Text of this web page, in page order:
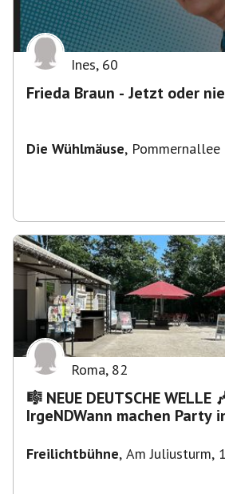
Ines, 60
Frieda Braun - Jetzt oder
Die Wühlmäuse,
Roma, 82
🎼 NEUE DEUTSCHE WELLE
IrgeNDWann machen Party
Freilichtbühne, Am Juliusturm,